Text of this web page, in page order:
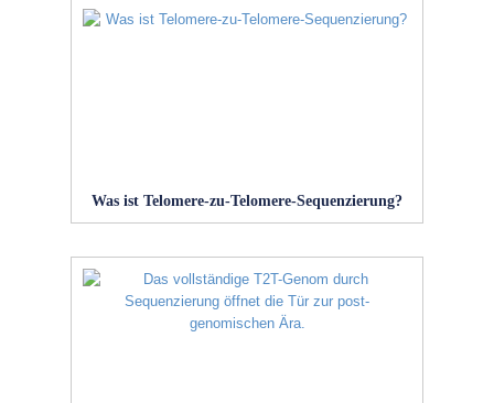
Was ist Telomere-zu-Telomere-Sequenzierung?